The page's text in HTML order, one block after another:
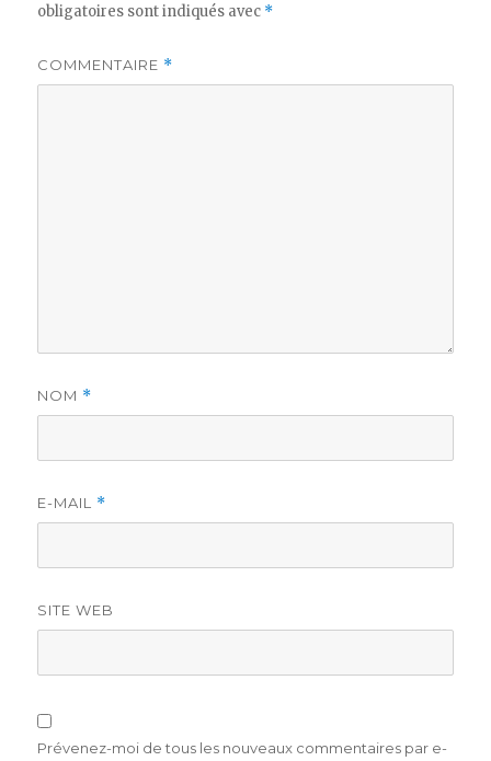
obligatoires sont indiqués avec *
COMMENTAIRE *
NOM *
E-MAIL *
SITE WEB
Prévenez-moi de tous les nouveaux commentaires par e-